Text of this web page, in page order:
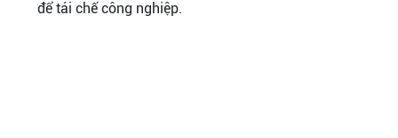
để tái chế công nghiệp.